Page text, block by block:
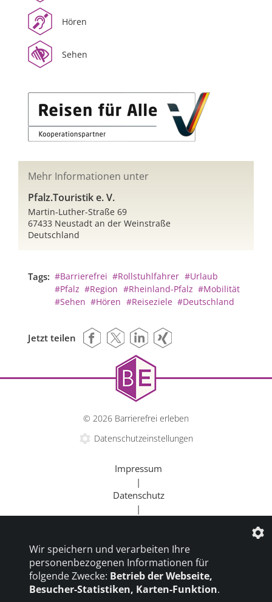
Hören
Sehen
Mehr Informationen unter
Pfalz.Touristik e. V.
Martin-Luther-Straße 69
67433 Neustadt an der Weinstraße
Deutschland
Tags: #Barrierefrei #Rollstuhlfahrer #Urlaub
#Pfalz #Region #Rheinland-Pfalz #Mobilität
#Sehen #Hören #Reiseziele #Deutschland
Jetzt teilen
© 2026 Barrierefrei erleben
Datenschutzeinstellungen
Impressum
|
Datenschutz
|
Beratung
|
Goldener Rollstuhl
|
Wir speichern und verarbeiten Ihre
personenbezogenen Informationen für
folgende Zwecke: Betrieb der Webseite,
Besucher-Statistiken, Karten-Funktion.